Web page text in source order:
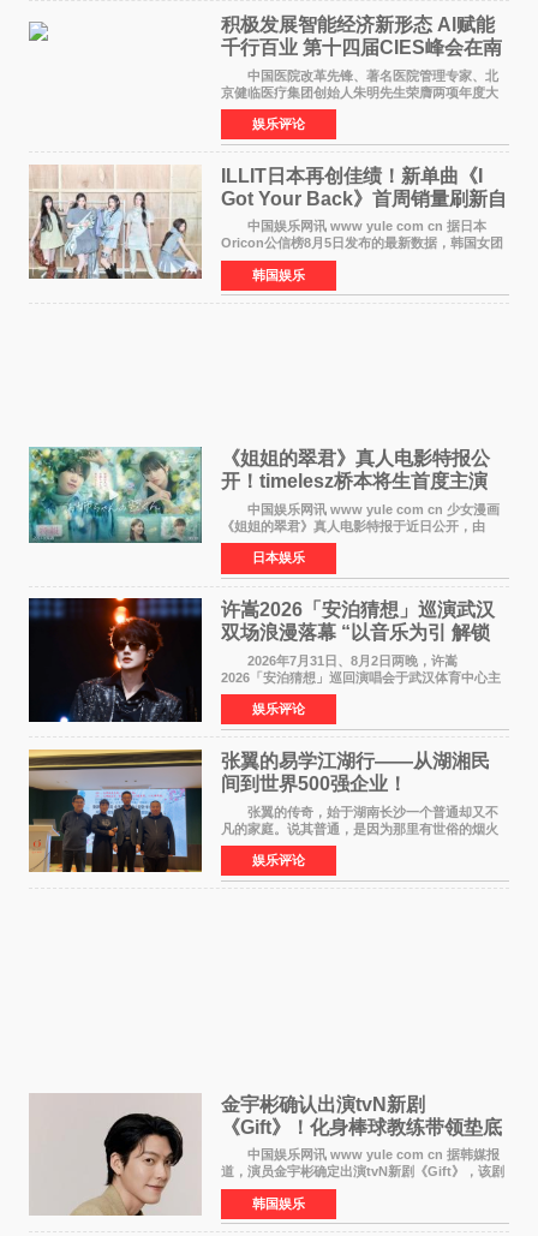
积极发展智能经济新形态 Al赋能
千行百业 第十四届CIES峰会在南
京盛大召开
中国医院改革先锋、著名医院管理专家、北
京健临医疗集团创始人朱明先生荣膺两项年度大
奖 2026年7月31日，盛夏金陵，长江之畔，
以重落地·真务实·强链接为主题的2026&lsquo;人
工智能+&rsquo
娱乐评论
ILLIT日本再创佳绩！新单曲《I
Got Your Back》首周销量刷新自
身纪录
中国娱乐网讯 www yule com cn 据日本
Oricon公信榜8月5日发布的最新数据，韩国女团
ILLIT在日本发行的第二张单曲《I Got Your
Back》首周销量达到71,009张，成功跻身最新一
期周单曲排行
韩国娱乐
《姐姐的翠君》真人电影特报公
开！timelesz桥本将生首度主演
12月4日上映
中国娱乐网讯 www yule com cn 少女漫画
《姐姐的翠君》真人电影特报于近日公开，由
timelesz成员桥本将生担任主演，这也是他首次
担任电影主演，引发高度关注。 女高中生咲
苗翠（中岛瑠菜
日本娱乐
许嵩2026「安泊猜想」巡演武汉
双场浪漫落幕 “以音乐为引 解锁
江城记忆”
2026年7月31日、8月2日两晚，许嵩
2026「安泊猜想」巡回演唱会于武汉体育中心主
体育场盛大开唱。许嵩与数万歌迷在此相聚，从
浪漫惬意的舞台设计到充满诚意与惊喜的现场互
动，共同开启了一场关于
娱乐评论
张翼的易学江湖行——从湖湘民
间到世界500强企业！
张翼的传奇，始于湖南长沙一个普通却又不
凡的家庭。说其普通，是因为那里有世俗的烟火
气；说其不凡，是因为家中有一位洞悉天地玄机
的长者——他的爷爷。作为当地的风水师，爷爷
是张翼走进易学
娱乐评论
金宇彬确认出演tvN新剧
《Gift》！化身棒球教练带领垫底
球队逆袭
中国娱乐网讯 www yule com cn 据韩媒报
道，演员金宇彬确定出演tvN新剧《Gift》，该剧
预计将于下半年播出，引发观众高度期待。
本剧改编自同名网络漫画，讲述一位经历意外事
故后获得特殊
韩国娱乐